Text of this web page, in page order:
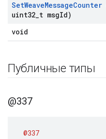
SetWeaveMessageCounter
uint32 t msgId)
void
Публичные типы
@337
@337